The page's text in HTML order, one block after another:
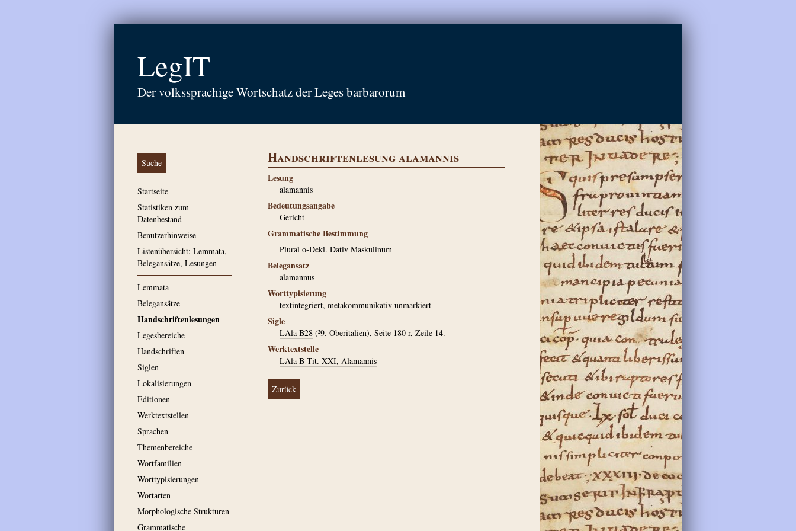
LegIT
Der volkssprachige Wortschatz der Leges barbarorum
Suche
Startseite
Statistiken zum
Datenbestand
Benutzerhinweise
Listenübersicht: Lemmata,
Belegansätze, Lesungen
Lemmata
Belegansätze
Handschriftenlesungen
Legesbereiche
Handschriften
Siglen
Lokalisierungen
Editionen
Werktextstellen
Sprachen
Themenbereiche
Wortfamilien
Worttypisierungen
Wortarten
Morphologische Strukturen
Grammatische
Handschriftenlesung alamannis
Lesung
alamannis
Bedeutungsangabe
Gericht
Grammatische Bestimmung
Plural o-Dekl. Dativ Maskulinum
Belegansatz
alamannus
Worttypisierung
textintegriert, metakommunikativ unmarkiert
Sigle
LAla B28 (²9. Oberitalien), Seite 180 r, Zeile 14.
Werktextstelle
LAla B Tit. XXI, Alamannis
Zurück